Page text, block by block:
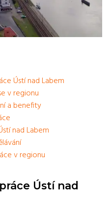
Ústí nad Labem
v regionu
a benefity
nad Labem
v regionu
Ústí nad